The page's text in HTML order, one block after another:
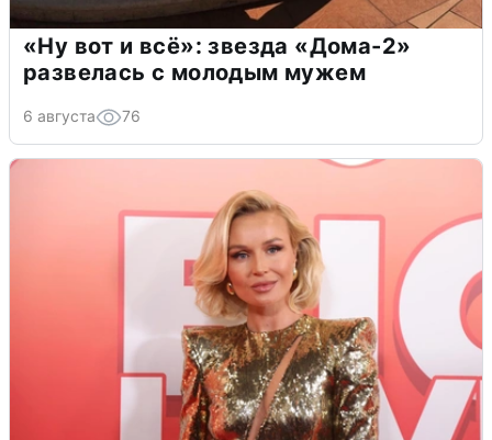
«Ну вот и всё»: звезда «Дома-2»
развелась с молодым мужем
6 августа 76